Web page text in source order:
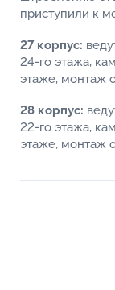
приступили к
27 корпус:
24-го этажа,
этаже, монтаж
28 корпус:
22-го этажа,
этаже, монтаж